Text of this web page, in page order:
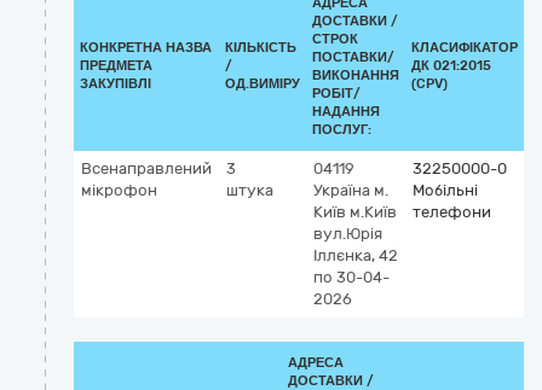
КОНКРЕТНА НАЗВА
ПРЕДМЕТА
ЗАКУПІВЛІ
КІЛЬКІСТЬ
/
ОД.ВИМІРУ
ДОСТАВКИ /
СТРОК
ПОСТАВКИ/
ВИКОНАННЯ
РОБІТ/
НАДАННЯ
ПОСЛУГ:
КЛАСИФІКАТОР
ДК 021:2015
(CPV)
Всенаправлений
мікрофон
3
штука
04119
Україна м.
Київ м.Київ
вул.Юрія
Іллєнка, 42
по 30-04-
2026
32250000-0
Мобільні
телефони
АДРЕСА
ДОСТАВКИ /